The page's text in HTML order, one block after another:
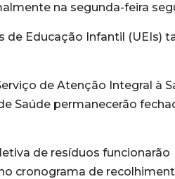
na segunda-feira
de Educação Infantil (UEIs)
de Atenção Integral à
Saúde permanecerão
de resíduos funcionarão
cronograma de